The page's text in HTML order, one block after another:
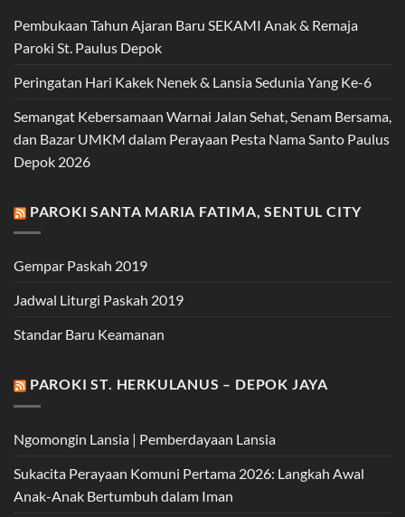
Pembukaan Tahun Ajaran Baru SEKAMI Anak & Remaja
Paroki St. Paulus Depok
Peringatan Hari Kakek Nenek & Lansia Sedunia Yang Ke-6
Semangat Kebersamaan Warnai Jalan Sehat, Senam Bersama,
dan Bazar UMKM dalam Perayaan Pesta Nama Santo Paulus
Depok 2026
PAROKI SANTA MARIA FATIMA, SENTUL CITY
Gempar Paskah 2019
Jadwal Liturgi Paskah 2019
Standar Baru Keamanan
PAROKI ST. HERKULANUS – DEPOK JAYA
Ngomongin Lansia | Pemberdayaan Lansia
Sukacita Perayaan Komuni Pertama 2026: Langkah Awal
Anak-Anak Bertumbuh dalam Iman